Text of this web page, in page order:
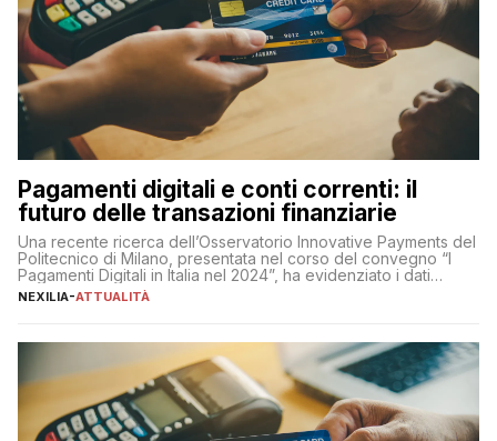
Pagamenti digitali e conti correnti: il
futuro delle transazioni finanziarie
Una recente ricerca dell’Osservatorio Innovative Payments del
Politecnico di Milano, presentata nel corso del convegno “I
Pagamenti Digitali in Italia nel 2024”, ha evidenziato i dati
definitivi del primo semestre 2024 relativamente alle
NEXILIA-ATTUALITÀ